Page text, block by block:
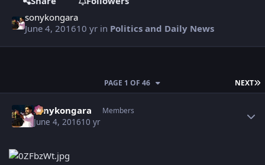
sonykongara
June 4, 201610 yr in Politics and Daily News
NEXT
PAGE 1 OF 46
sonykongara Members
June 4, 201610 yr